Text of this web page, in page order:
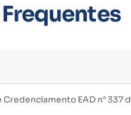
Credenciamento EAD n° 337